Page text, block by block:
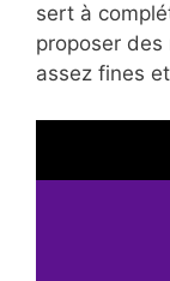
sert à
proposer
assez fines